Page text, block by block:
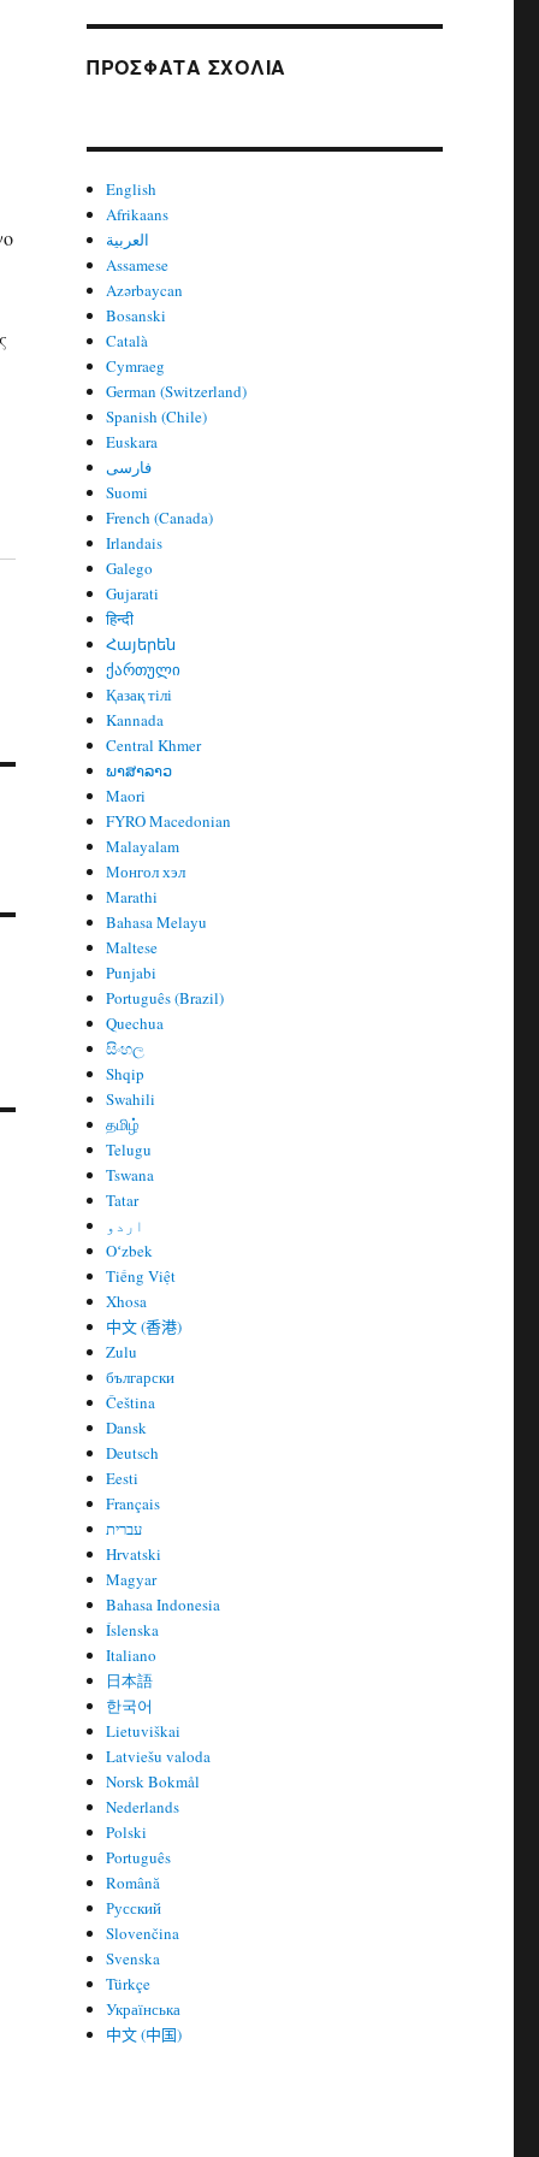
ΠΡΌΣΦΑΤΑ ΣΧΌΛΙΑ
English
Afrikaans
العربية
Assamese
Azərbaycan
Bosanski
Català
Cymraeg
German (Switzerland)
Spanish (Chile)
Euskara
فارسی
Suomi
French (Canada)
Irlandais
Galego
Gujarati
हिन्दी
Հայերեն
ქართული
Қазақ тілі
Kannada
Central Khmer
ພາສາລາວ
Maori
FYRO Macedonian
Malayalam
Монгол хэл
Marathi
Bahasa Melayu
Maltese
Punjabi
Português (Brazil)
Quechua
සිංහල
Shqip
Swahili
தமிழ்
Telugu
Tswana
Tatar
اردو
Oʻzbek
Tiếng Việt
Xhosa
中文 (香港)
Zulu
български
Čeština
Dansk
Deutsch
Eesti
Français
עברית
Hrvatski
Magyar
Bahasa Indonesia
Íslenska
Italiano
日本語
한국어
Lietuviškai
Latviešu valoda
Norsk Bokmål
Nederlands
Polski
Português
Română
Русский
Slovenčina
Svenska
Türkçe
Українська
中文 (中国)